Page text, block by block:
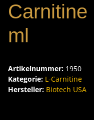
Carnitine
ml
Artikelnummer: 1950
Kategorie: L-Carnitine
Hersteller: Biotech USA